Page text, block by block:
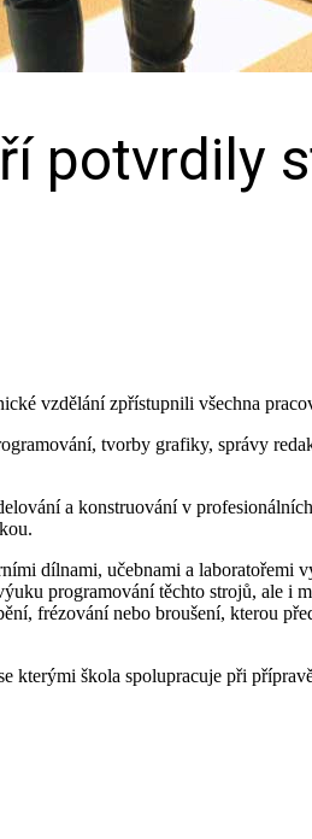
potvrdily
vzdělání zpřístupnili všechna
tvorby grafiky, správy
a konstruování v
dílnami, učebnami a laboratořemi
programování těchto strojů, ale i
frézování nebo broušení, kterou
kterými škola spolupracuje při